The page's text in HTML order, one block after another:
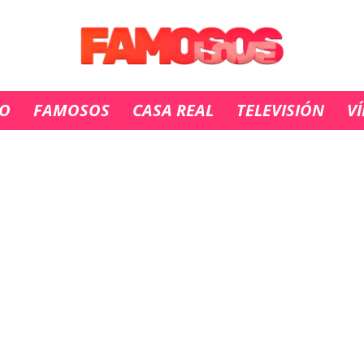
FAMOSOS CASA REAL TELEVISIÓN